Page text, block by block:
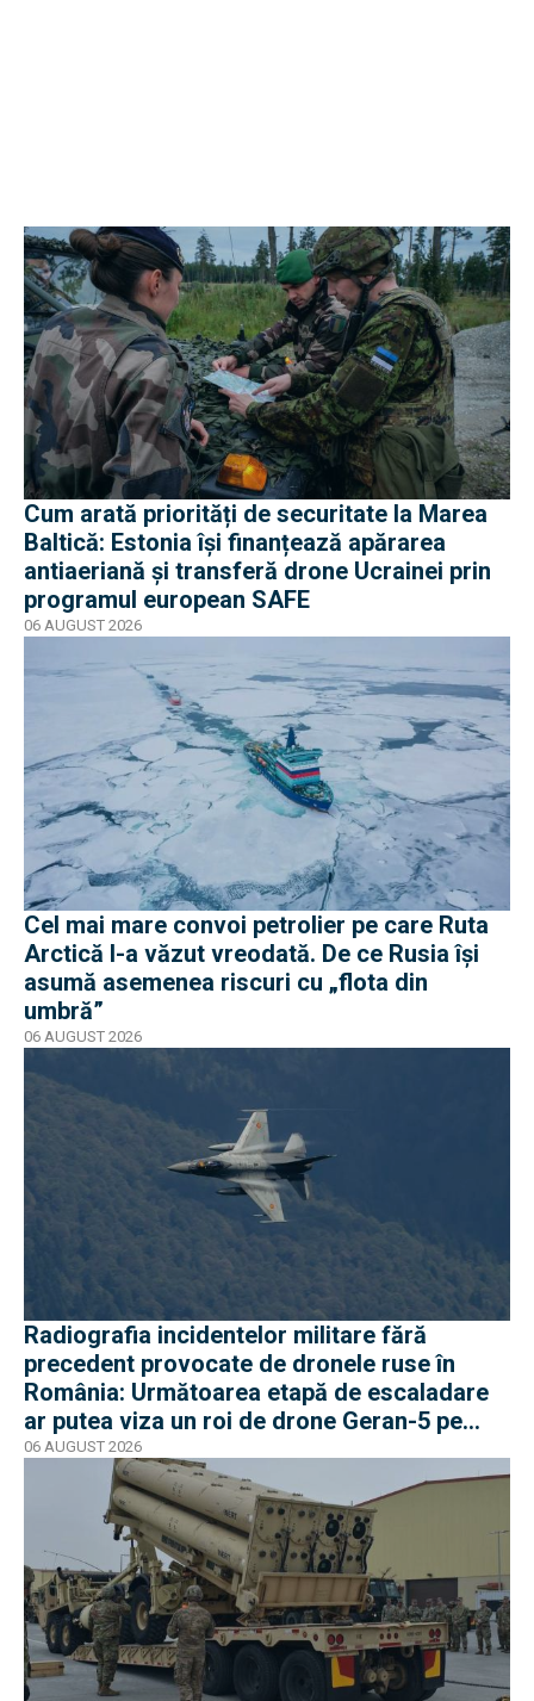
Cum arată priorități de securitate la Marea
Baltică: Estonia își finanțează apărarea
antiaeriană și transferă drone Ucrainei prin
programul european SAFE
06 AUGUST 2026
Cel mai mare convoi petrolier pe care Ruta
Arctică l-a văzut vreodată. De ce Rusia își
asumă asemenea riscuri cu „flota din
umbră”
06 AUGUST 2026
Radiografia incidentelor militare fără
precedent provocate de dronele ruse în
România: Următoarea etapă de escaladare
ar putea viza un roi de drone Geran-5 pe
direcția Galați-Reni
06 AUGUST 2026